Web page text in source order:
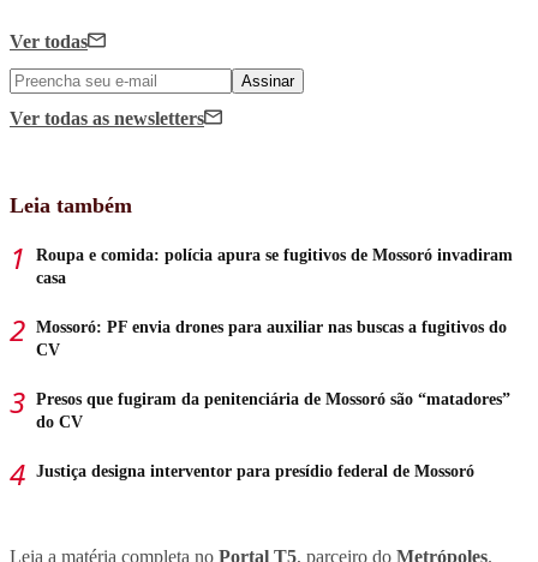
Ver todas
Assinar
Ver todas as newsletters
Leia também
Roupa e comida: polícia apura se fugitivos de Mossoró invadiram
casa
Mossoró: PF envia drones para auxiliar nas buscas a fugitivos do
CV
Presos que fugiram da penitenciária de Mossoró são “matadores”
do CV
Justiça designa interventor para presídio federal de Mossoró
Leia a matéria completa no Portal T5, parceiro do Metrópoles.